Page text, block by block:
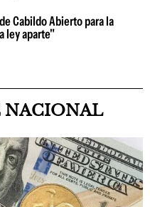
Cabildo Abierto para la
ley aparte"
NACIONAL